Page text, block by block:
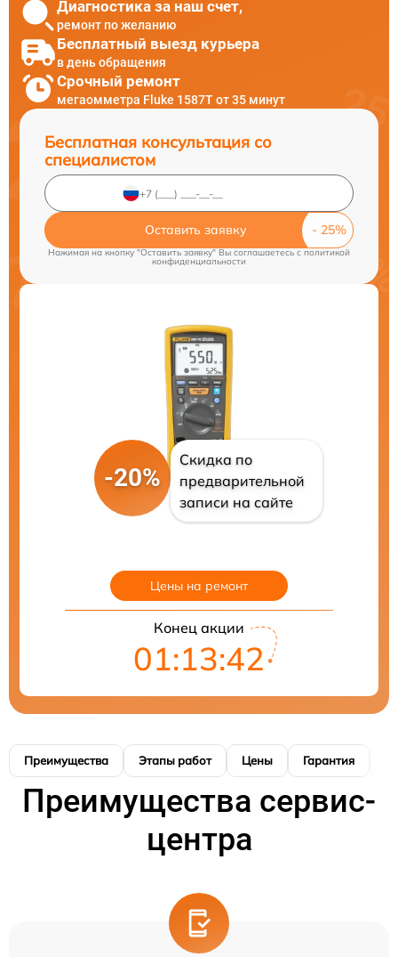
Диагностика за наш счет,
ремонт по желанию
Бесплатный выезд курьера
в день обращения
Срочный ремонт
мегаомметра Fluke 1587T от 35 минут
Бесплатная консультация со
специалистом
Оставить заявку
Нажимая на кнопку "Оставить заявку" Вы соглашаетесь cполитикой
конфиденциальности
-20%
Скидка по
предварительной
записи на сайте
Цены на ремонт
Конец акции
01:13:41
Преимущества Этапы работ Цены Гарантия
Преимущества сервис-
центра